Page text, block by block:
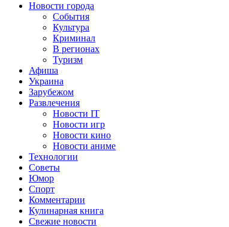
Новости города
События
Культура
Криминал
В регионах
Туризм
Афиша
Украина
Зарубежом
Развлечения
Новости IT
Новости игр
Новости кино
Новости аниме
Технологии
Советы
Юмор
Спорт
Комментарии
Кулинарная книга
Свежие новости